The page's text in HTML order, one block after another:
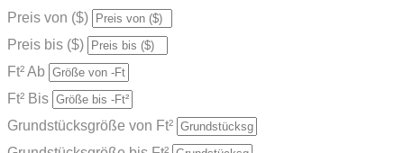
Preis von ($)
Preis bis ($)
Ft² Ab
Ft² Bis
Grundstücksgröße von Ft²